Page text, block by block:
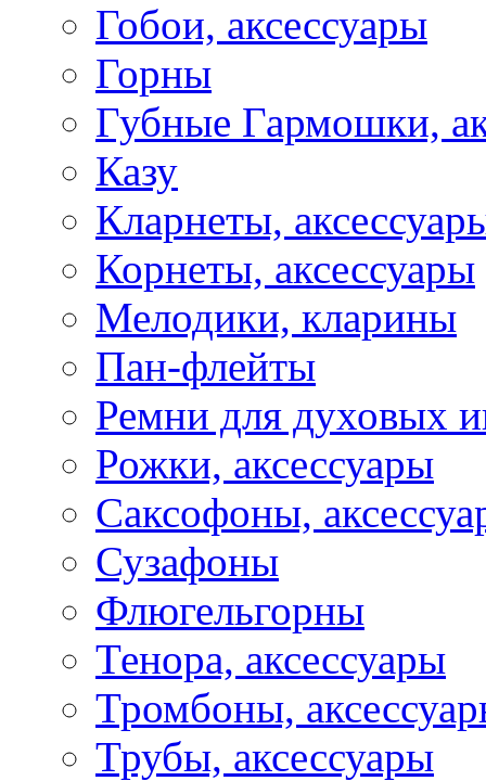
Гобои, аксессуары
Горны
Губные Гармошки,
Казу
Кларнеты,
Корнеты, аксессуары
Мелодики, кларины
Пан-флейты
Ремни для духовых
Рожки, аксессуары
Саксофоны,
Сузафоны
Флюгельгорны
Тенора, аксессуары
Тромбоны,
Трубы, аксессуары